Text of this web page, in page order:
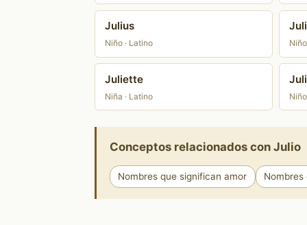
Julius
Niño · Latino
Juliette
Niña · Latino
Conceptos relacionados con Julio
Nombres que significan amor Nombres